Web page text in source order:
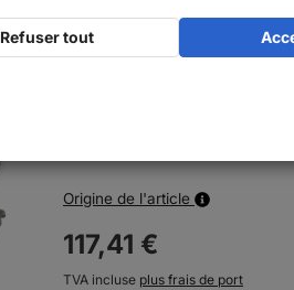
NB PARTS
frein avant +
Origine de l'article
117,41 €
TVA incluse plus frais de port
Refuser tout